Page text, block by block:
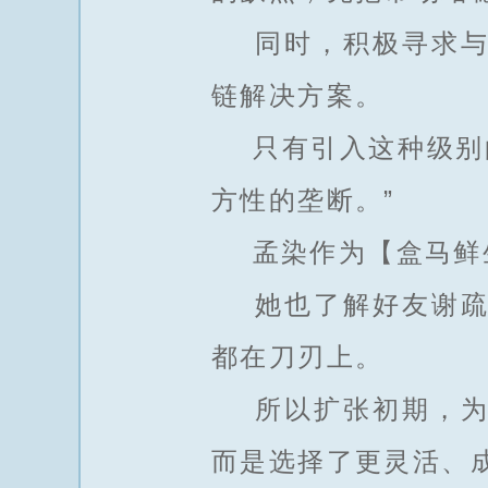
同时，积极寻求与
链解决方案。
只有引入这种级别
方性的垄断。”
孟染作为【盒马鲜
她也了解好友谢疏
都在刀刃上。
所以扩张初期，为
而是选择了更灵活、